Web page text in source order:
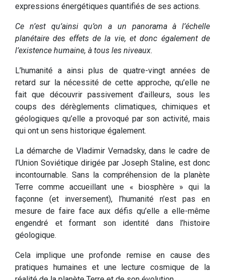
expressions énergétiques quantifiés de ses actions.
Ce n’est qu’ainsi qu’on a un panorama à l’échelle
planétaire des effets de la vie, et donc également de
l’existence humaine, à tous les niveaux.
L’humanité a ainsi plus de quatre-vingt années de
retard sur la nécessité de cette approche, qu’elle ne
fait que découvrir passivement d’ailleurs, sous les
coups des dérèglements climatiques, chimiques et
géologiques qu’elle a provoqué par son activité, mais
qui ont un sens historique également.
La démarche de Vladimir Vernadsky, dans le cadre de
l’Union Soviétique dirigée par Joseph Staline, est donc
incontournable. Sans la compréhension de la planète
Terre comme accueillant une « biosphère » qui la
façonne (et inversement), l’humanité n’est pas en
mesure de faire face aux défis qu’elle a elle-même
engendré et formant son identité dans l’histoire
géologique.
Cela implique une profonde remise en cause des
pratiques humaines et une lecture cosmique de la